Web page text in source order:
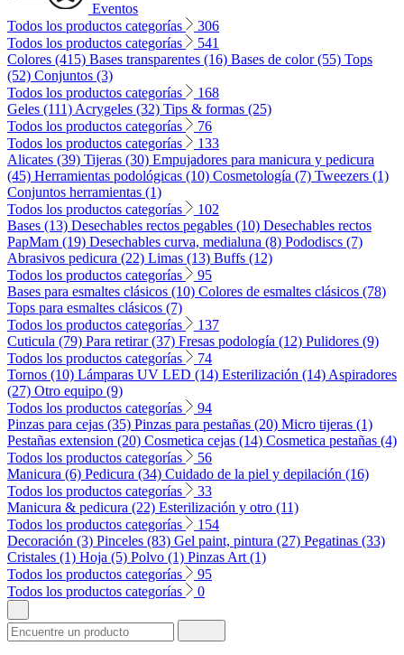
Eventos
Todos los productos categorías
306
Todos los productos categorías
541
Colores (415) Bases transparentes (16) Bases de color (55) Tops
(52) Conjuntos (3)
Todos los productos categorías
168
Geles (111) Acrygeles (32) Tips & formas (25)
Todos los productos categorías
76
Todos los productos categorías
133
Alicates (39) Tijeras (30) Empujadores para manicura y pedicura
(45) Herramientas podológicas (10) Cosmetología (7) Tweezers (1)
Conjuntos herramientas (1)
Todos los productos categorías
102
Bases (13) Desechables rectos pegables (10) Desechables rectos
PapMam (19) Desechables curva, medialuna (8) Pododiscs (7)
Abrasivos pedicura (22) Limas (13) Buffs (12)
Todos los productos categorías
95
Bases para esmaltes clásicos (10) Colores de esmaltes clásicos (78)
Tops para esmaltes clásicos (7)
Todos los productos categorías
137
Cuticula (79) Para retirar (37) Fresas podología (12) Pulidores (9)
Todos los productos categorías
74
Tornos (10) Lámparas UV LED (14) Esterilización (14) Aspiradores
(27) Otro equipo (9)
Todos los productos categorías
94
Pinzas para cejas (35) Pinzas para pestañas (20) Micro tijeras (1)
Pestañas extension (20) Cosmetica cejas (14) Cosmetica pestañas (4)
Todos los productos categorías
56
Manicura (6) Pedicura (34) Cuidado de la piel y depilación (16)
Todos los productos categorías
33
Manicura & pedicura (22) Esterilización y otro (11)
Todos los productos categorías
154
Decoración (3) Pinceles (83) Gel paint, pintura (27) Pegatinas (33)
Cristales (1) Hoja (5) Polvo (1) Pinzas Art (1)
Todos los productos categorías
95
Todos los productos categorías
0